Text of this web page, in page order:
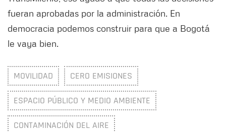
fueran aprobadas por la administración. En
democracia podemos construir para que a Bogotá
le vaya bien.
MOVILIDAD CERO EMISIONES
ESPACIO PÚBLICO Y MEDIO AMBIENTE
CONTAMINACIÓN DEL AIRE